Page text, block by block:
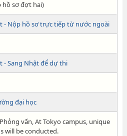
hồ sơ đợt hai)
- Nộp hồ sơ trực tiếp từ nước ngoài
- Sang Nhật để dự thi
đại học
vấn, At Tokyo campus, unique
will be conducted.